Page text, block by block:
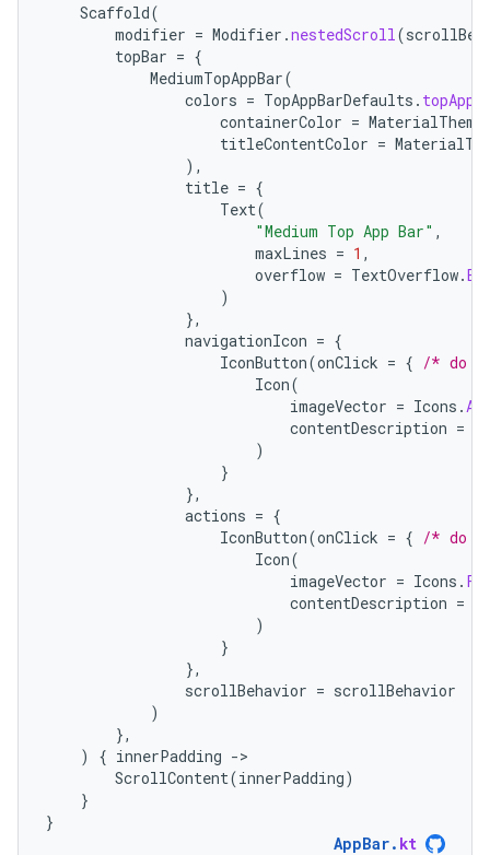
Scaffold(
modifier = Modifier .nestedScroll (
topBar = {
MediumTopAppBar(
colors = TopAppBarDefaults .
containerColor = MaterialTheme
titleContentColor =
),
title = {
Text(
"Medium Top App Bar" ,
maxLines = 1 ,
overflow = TextOverflow.
)
},
navigationIcon = {
IconButton(onClick = { /* do
Icon(
imageVector = Icons .
contentDescription =
)
}
},
actions = {
IconButton(onClick = { /* do
Icon(
imageVector = Icons .
contentDescription =
)
}
},
scrollBehavior = scrollBehavior
)
},
)
{ innerPadding -
ScrollContent(innerPadding)
}
}
AppBar. kt